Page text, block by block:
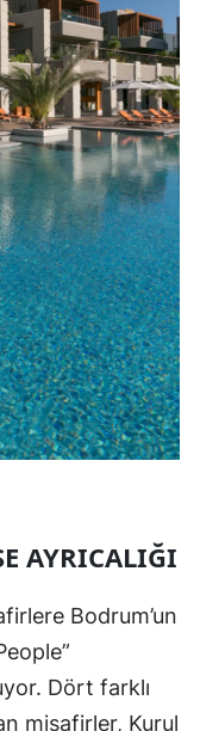
AYRICALIĞI
Bodrum’un
Dört farklı
misafirler, Kurul